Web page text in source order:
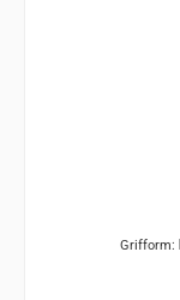
Grifform: